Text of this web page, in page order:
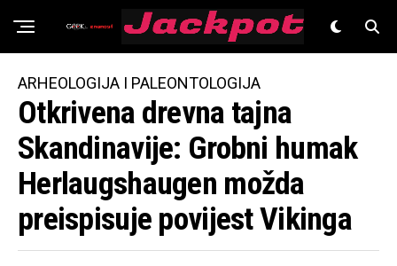
Znanost
ARHEOLOGIJA I PALEONTOLOGIJA
Otkrivena drevna tajna
Skandinavije: Grobni humak
Herlaugshaugen možda
preispisuje povijest Vikinga